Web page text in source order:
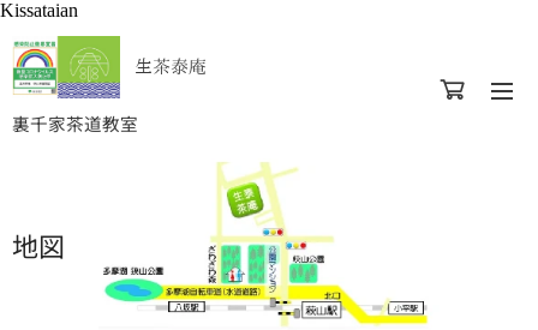
Kissataian
生茶泰庵
裏千家茶道教室
地図